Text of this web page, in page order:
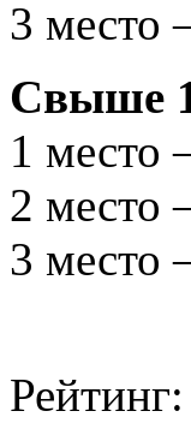
3 место
Свыше
1 место
2 место
3 место
Рейтинг: